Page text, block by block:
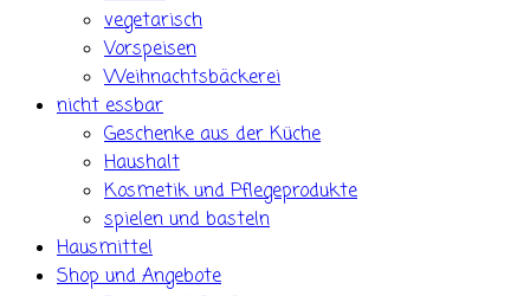
vegetarisch
Vorspeisen
Weihnachtsbäckerei
nicht essbar
Geschenke aus der Küche
Haushalt
Kosmetik und Pflegeprodukte
spielen und basteln
Hausmittel
Shop und Angebote